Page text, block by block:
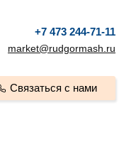
+7 473 244-71-11
market@rudgormash.ru
Связаться с нами